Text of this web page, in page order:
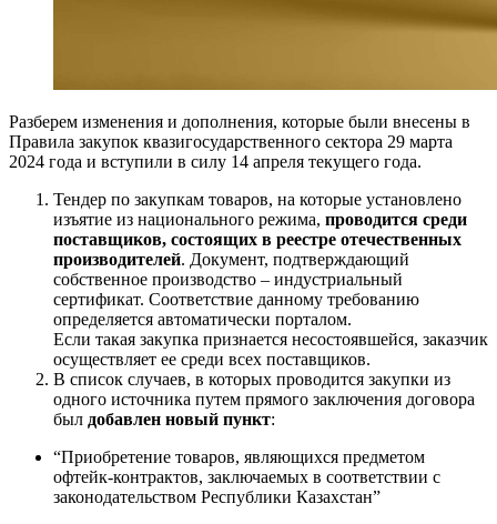
Разберем изменения и дополнения, которые были внесены в
Правила закупок квазигосударственного сектора 29 марта
2024 года и вступили в силу 14 апреля текущего года.
Тендер по закупкам товаров, на которые установлено
изъятие из национального режима, проводится среди
поставщиков, состоящих в реестре отечественных
производителей. Документ, подтверждающий
собственное производство – индустриальный
сертификат. Соответствие данному требованию
определяется автоматически порталом.
Если такая закупка признается несостоявшейся, заказчик
осуществляет ее среди всех поставщиков.
В список случаев, в которых проводится закупки из
одного источника путем прямого заключения договора
был добавлен новый пункт:
“Приобретение товаров, являющихся предметом
офтейк-контрактов, заключаемых в соответствии с
законодательством Республики Казахстан”